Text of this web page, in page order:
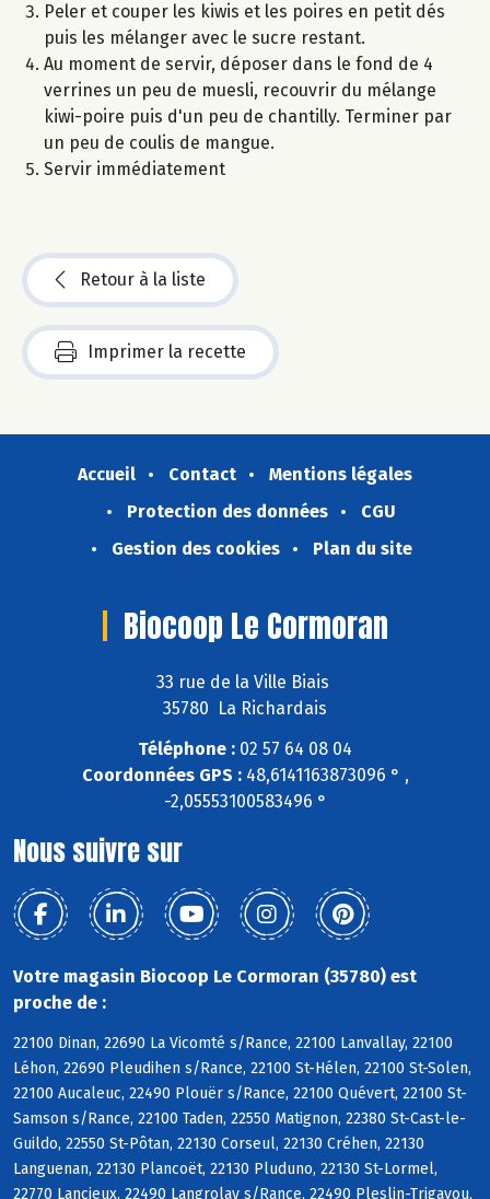
Peler et couper les kiwis et les poires en petit dés
puis les mélanger avec le sucre restant.
Au moment de servir, déposer dans le fond de 4
verrines un peu de muesli, recouvrir du mélange
kiwi-poire puis d'un peu de chantilly. Terminer par
un peu de coulis de mangue.
Servir immédiatement
Retour à la liste
Imprimer la recette
Accueil Contact
Mentions légales
Protection des données
CGU
Gestion des cookies
Plan du site
Biocoop Le Cormoran
33 rue de la Ville Biais
35780 La Richardais
Téléphone : 02 57 64 08 04
Coordonnées GPS :48,6141163873096 ° ,
-2,05553100583496 °
Nous suivre sur
Votre magasin Biocoop Le Cormoran (35780) est
proche de :
22100 Dinan, 22690 La Vicomté s/Rance, 22100 Lanvallay, 22100
Léhon, 22690 Pleudihen s/Rance, 22100 St-Hélen, 22100 St-Solen,
22100 Aucaleuc, 22490 Plouër s/Rance, 22100 Quévert, 22100 St-
Samson s/Rance, 22100 Taden, 22550 Matignon, 22380 St-Cast-le-
Guildo, 22550 St-Pôtan, 22130 Corseul, 22130 Créhen, 22130
Languenan, 22130 Plancoët, 22130 Pluduno, 22130 St-Lormel,
22770 Lancieux, 22490 Langrolay s/Rance, 22490 Pleslin-Trigavou,